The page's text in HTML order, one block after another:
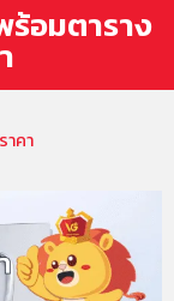
ร้อมตาราง
าคา